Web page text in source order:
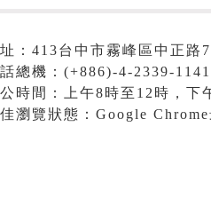
：413台中市霧峰區中正路
總機：(+886)-4-2339-
時間：上午8時至12時，下
瀏覽狀態：Google